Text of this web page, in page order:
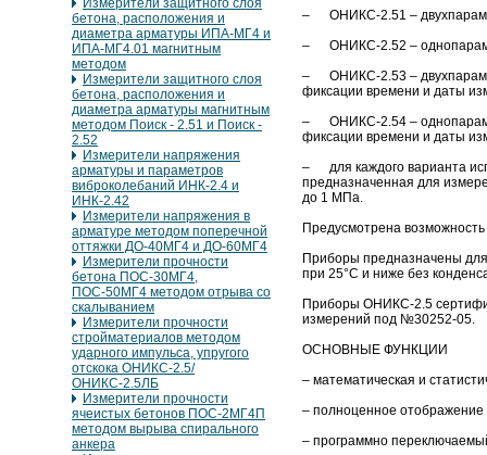
Измерители защитного слоя
бетона, расположения и
диаметра арматуры ИПА-МГ4 и
ИПА-МГ4.01 магнитным
методом
Измерители защитного слоя
бетона, расположения и
диаметра арматуры магнитным
методом Поиск - 2.51 и Поиск -
2.52
Измерители напряжения
арматуры и параметров
виброколебаний ИНК-2.4 и
ИНК-2.42
Измерители напряжения в
арматуре методом поперечной
оттяжки ДО-40МГ4 и ДО-60МГ4
Измерители прочности
бетона ПОС-30МГ4,
ПОС-50МГ4 методом отрыва со
скалыванием
Измерители прочности
стройматериалов методом
ударного импульса, упругого
отскока ОНИКС-2.5/
ОНИКС-2.5ЛБ
Измерители прочности
ячеистых бетонов ПОС-2МГ4П
методом вырыва спирального
анкера
– ОНИКС-2.51 –
– ОНИКС-2.52 –
– ОНИКС-2.53 –
фиксации времени и даты
– ОНИКС-2.54 –
фиксации времени и даты
– для каждого варианта
предназначенная для
до 1 МПа.
Предусмотрена
Приборы предназначены
при 25°С и ниже без
Приборы ОНИКС-2.5
измерений под №30252-05.
ОСНОВНЫЕ ФУНКЦИИ
– математическая и
– полноценное отображение
– программно